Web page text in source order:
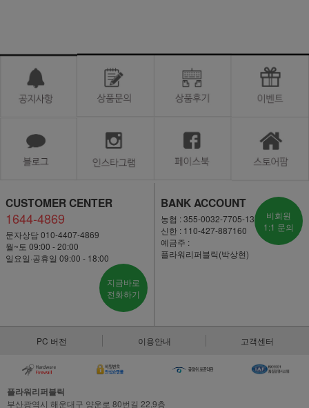
CUSTOMER CENTER
1644-4869
문자상담 010-4407-4869
월~토 09:00 - 20:00
일요일·공휴일 09:00 - 18:00
지금바로
전화하기
BANK ACCOUNT
농협 : 355-0032-7705-13
신한 : 110-427-887160
예금주 :
플라워리퍼블릭(박상현)
비회원
1:1 문의
PC 버전 이용안내 고객센터
플라워리퍼블릭
부산광역시 해운대구 양운로 80번길 22,9층